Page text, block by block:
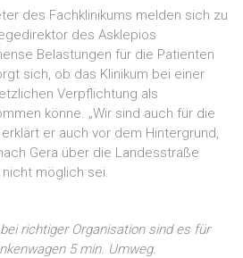
des Fachklinikums melden sich zu
des Asklepios
Belastungen für die Patienten
sich, ob das Klinikum bei einer
Verpflichtung als
könne. „Wir sind auch für die
er auch vor dem Hintergrund,
Gera über die Landesstraße
möglich sei.
richtiger Organisation sind es für
5 min. Umweg.